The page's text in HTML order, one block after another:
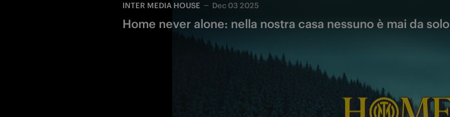
INTER MEDIA HOUSE Dec 03 2025
Home never alone: nella nostra casa nessuno è mai da solo